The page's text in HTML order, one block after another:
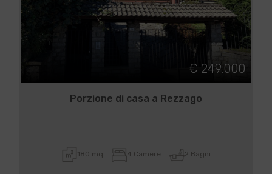
€ 249.000
Porzione di casa a Rezzago
180 mq 4 Camere 2 Bagni